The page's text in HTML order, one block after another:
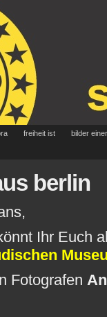
freiheit ist bilder
berlin
Ihr Euch
Fotografen